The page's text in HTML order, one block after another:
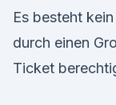
Es besteht
durch einen
Ticket